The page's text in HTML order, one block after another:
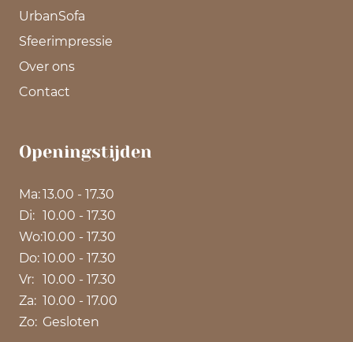
Openingstijden
Ma:
Di:
Wo:
Do:
Vr:
Za:
Zo:
13.00 - 17.30
10.00 - 17.30
10.00 - 17.30
10.00 - 17.30
10.00 - 17.30
10.00 - 17.00
Gesloten
UrbanSofa
Sfeerimpressie
Over ons
Contact